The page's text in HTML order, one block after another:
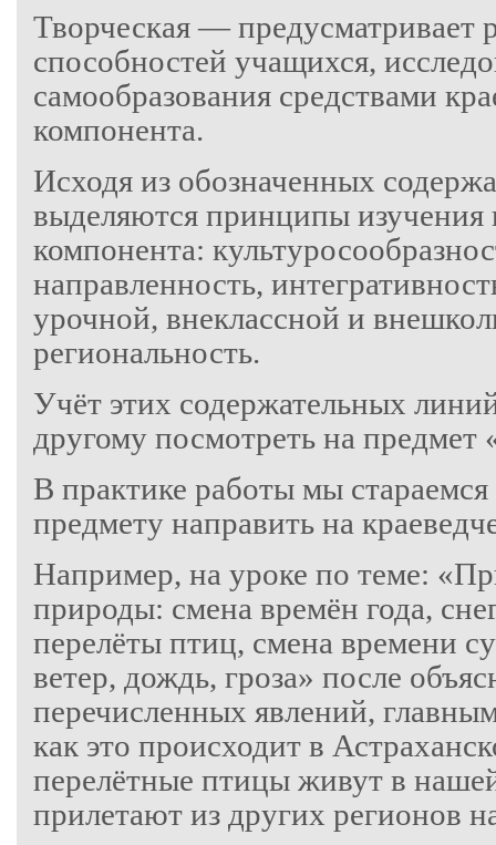
Творческая — предусматривает
способностей учащихся,
самообразования средствами
компонента.
Исходя из обозначенных
выделяются принципы изучения
компонента:
направленность,
урочной, внеклассной и
региональность.
Учёт этих содержательных
другому посмотреть на
В практике работы мы
предмету направить на
Например, на уроке по теме:
природы: смена времён года,
перелёты птиц, смена времени
ветер, дождь, гроза» после
перечисленных явлений,
как это происходит в
перелётные птицы живут в
прилетают из других регионов